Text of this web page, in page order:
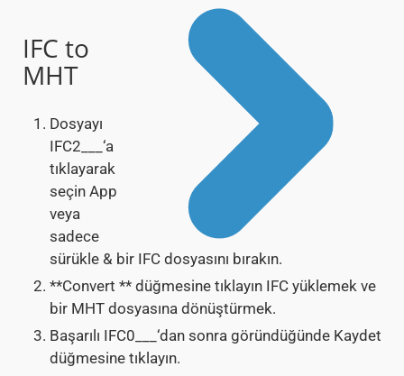
IFC to
MHT
Dosyayı
IFC2___‘a
tıklayarak
seçin App
veya
sadece
sürükle & bir IFC dosyasını bırakın.
**Convert ** düğmesine tıklayın IFC yüklemek ve
bir MHT dosyasına dönüştürmek.
Başarılı IFC0___‘dan sonra göründüğünde Kaydet
düğmesine tıklayın.